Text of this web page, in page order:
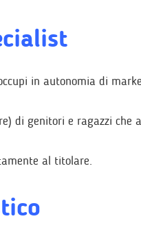
in autonomia di
di genitori e ragazzi che
al titolare.